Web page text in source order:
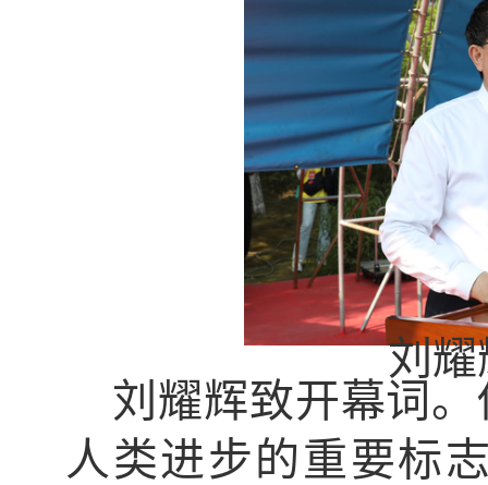
刘
刘耀辉致开幕词
人类进步的重要标